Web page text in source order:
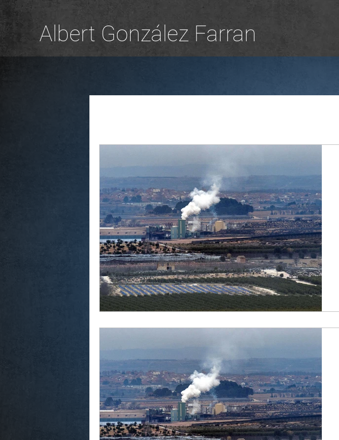
Albert González Farran